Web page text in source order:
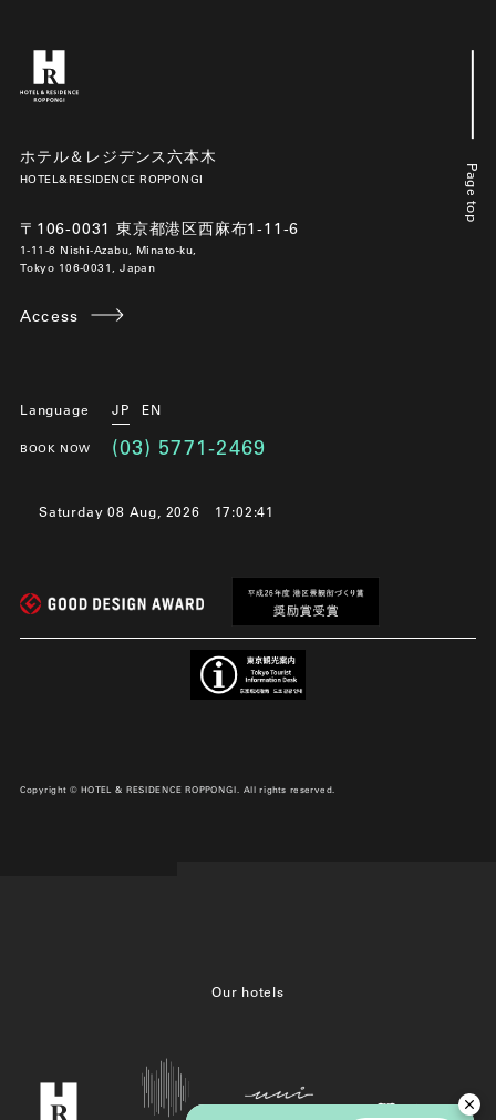
Page top
ホテル＆レジデンス六本木
HOTEL&RESIDENCE ROPPONGI
〒106-0031 東京都港区西麻布1-11-6
1-11-6 Nishi-Azabu, Minato-ku,
Tokyo 106-0031, Japan
Access
Language JP EN
BOOK NOW (03) 5771-2469
Saturday 08 Aug, 2026 17:02:42
Copyright © HOTEL & RESIDENCE ROPPONGI. All rights reserved.
Our hotels